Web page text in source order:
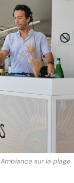
Ambiance sur la plage.